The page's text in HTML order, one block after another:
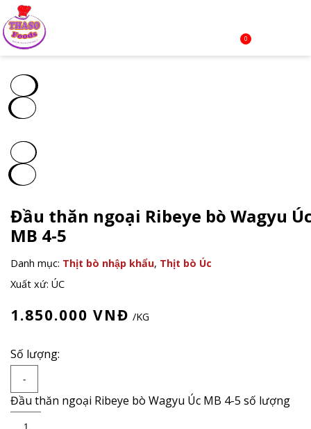
0
Đầu thăn ngoại Ribeye bò Wagyu
MB 4-5
Danh mục: Thịt bò nhập khẩu, Thịt bò Úc
Xuất xứ: ÚC
1.850.000 VNĐ /KG
Số lượng:
-
Đầu thăn ngoại Ribeye bò Wagyu Úc MB 4-5 số lượng